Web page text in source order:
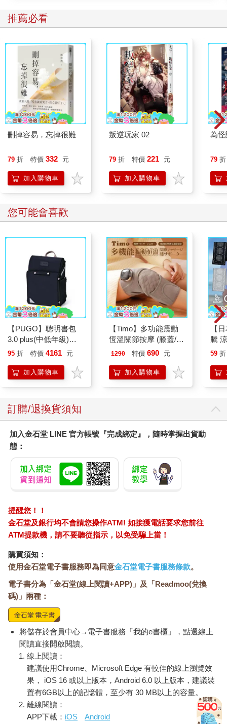
推薦必看
刪掉容易，忘掉很難
79 折 特價 332 元
加入購物車
叛逆玩家 02
79 折 特價 221 元
加入購物車
為怪
79 折
您可能會喜歡
【PUGO】聰明書包
3.0 plus(中低年級)酷
黑 全新進化玩美上市
95 折 特價 4161 元
加入購物車
【Timo】多功能震動
恆溫關節按摩 (膝蓋/
肩/手肘通用) 無線充電
膝熱敷 【單入組】
1290 特價 690 元
加入購物車
【
騰
涼
毛巾
59 折
訂購/退換貨須知
加入金石堂 LINE 官方帳號『完成綁定』，隨時掌握出貨動
態：
提醒您！！
金石堂及銀行均不會請您操作ATM! 如接獲電話要求您前往
ATM提款機，請不要聽從指示，以免受騙上當！
購買須知：
使用金石堂電子書服務即為同意金石堂電子書服務條款。
電子書分為「金石堂(線上閱讀+APP)」及「Readmoo(兌換
碼)」兩種：
將儲存於會員中心→電子書服務「我的e書櫃」，點選線上
閱讀直接開啟閱讀。
線上閱讀：
建議使用Chrome、Microsoft Edge 有較佳的線上瀏覽效
果， iOS 16 或以上版本，Android 6.0 以上版本，建議裝
置有6GB以上的記憶體，至少有 30 MB以上的容量。
離線閱讀：
APP下載： iOS
Android